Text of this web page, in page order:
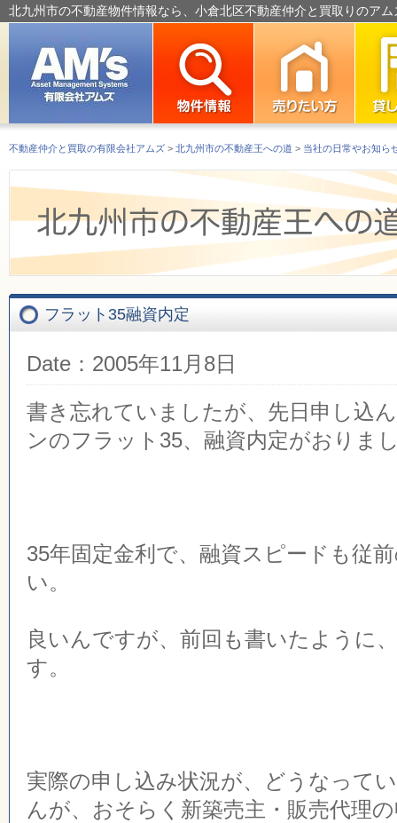
北九州市の不動産物件情報なら、小倉北区不動産仲介と買取りのア
不動産仲介と買取の有限会社アムズ > 北九州市の不動産王への道 > 当社の日常やお知ら
フラット35融資内定
Date：2005年11月8日
書き忘れていましたが、先日申し込
ンのフラット35、融資内定がおりま
35年固定金利で、融資スピードも従
い。
良いんですが、前回も書いたように
す。
実際の申し込み状況が、どうなって
んが、おそらく新築売主・販売代理